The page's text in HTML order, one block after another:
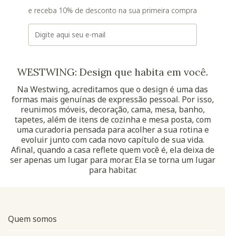
e receba 10% de desconto na sua primeira compra
E-mail
WESTWING: Design que habita em você.
Na Westwing, acreditamos que o design é uma das
formas mais genuínas de expressão pessoal. Por isso,
reunimos móveis, decoração, cama, mesa, banho,
tapetes, além de itens de cozinha e mesa posta, com
uma curadoria pensada para acolher a sua rotina e
evoluir junto com cada novo capítulo de sua vida.
Afinal, quando a casa reflete quem você é, ela deixa de
ser apenas um lugar para morar. Ela se torna um lugar
para habitar.
Quem somos